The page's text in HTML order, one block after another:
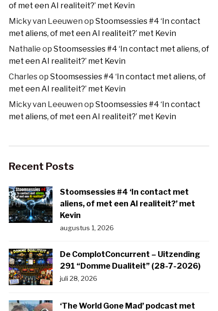
of met een AI realiteit?’ met Kevin
Micky van Leeuwen op Stoomsessies #4 ‘In contact
met aliens, of met een AI realiteit?’ met Kevin
Nathalie op Stoomsessies #4 ‘In contact met aliens, of
met een AI realiteit?’ met Kevin
Charlesop Stoomsessies #4 ‘In contact met aliens, of
met een AI realiteit?’ met Kevin
Micky van Leeuwen op Stoomsessies #4 ‘In contact
met aliens, of met een AI realiteit?’ met Kevin
Recent Posts
Stoomsessies #4 ‘In contact met
aliens, of met een AI realiteit?’ met
Kevin
augustus 1, 2026
De ComplotConcurrent – Uitzending
291 “Domme Dualiteit” (28-7-2026)
juli 28, 2026
‘The World Gone Mad’ podcast met